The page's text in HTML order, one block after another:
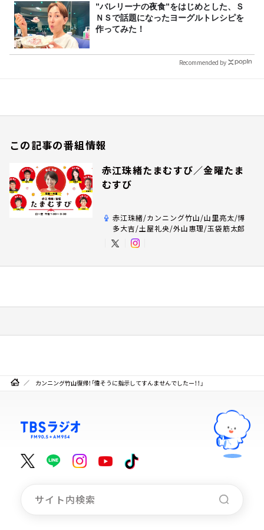
”バレリーナの夜食”をはじめとした、Ｓ
ＮＳで話題になったヨーグルトレシピを
作ってみた！
Recommended by
この記事の番組情報
赤江珠緒たまむすび／金曜たま
むすび
赤江珠緒/カンニング竹山/山里亮太/博
多大吉/土屋礼央/外山惠理/玉袋筋太郎
カンニング竹山復帰！「偉そうに指示してすんませんでしたー！！」